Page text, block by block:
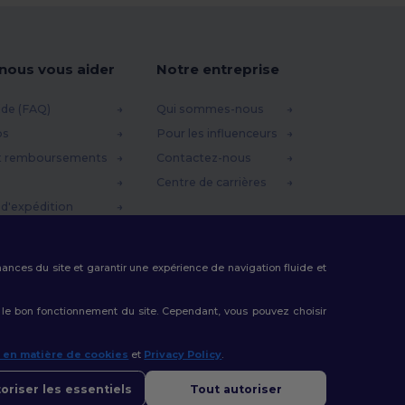
vous aider
(FAQ)
remboursements
Notre entreprise
Qui sommes-nous
Pour les influenceurs
Contactez-nous
Centre de carrières
du site et garantir une expérience de navigation fluide et
bon fonctionnement du site. Cependant, vous pouvez choisir
matière de cookies et Privacy Policy.
les essentiels Tout autoriser